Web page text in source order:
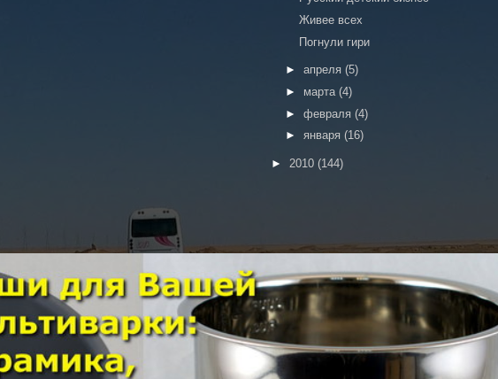
Живее всех
Погнули гири
► апреля (5)
► марта (4)
► февраля (4)
► января (16)
► 2010 (144)